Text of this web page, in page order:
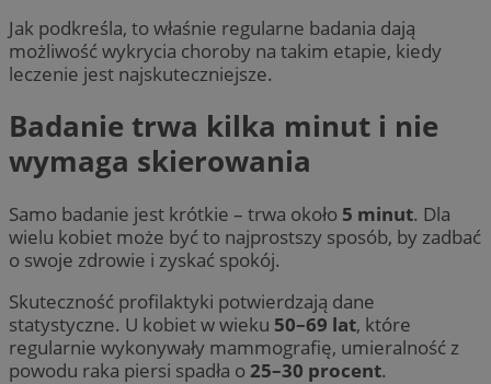
Jak podkreśla, to właśnie regularne badania dają
możliwość wykrycia choroby na takim etapie, kiedy
leczenie jest najskuteczniejsze.
Badanie trwa kilka minut i nie
wymaga skierowania
Samo badanie jest krótkie – trwa około 5 minut. Dla
wielu kobiet może być to najprostszy sposób, by zadbać
o swoje zdrowie i zyskać spokój.
Skuteczność profilaktyki potwierdzają dane
statystyczne. U kobiet w wieku 50–69 lat, które
regularnie wykonywały mammografię, umieralność z
powodu raka piersi spadła o25–30 procent.